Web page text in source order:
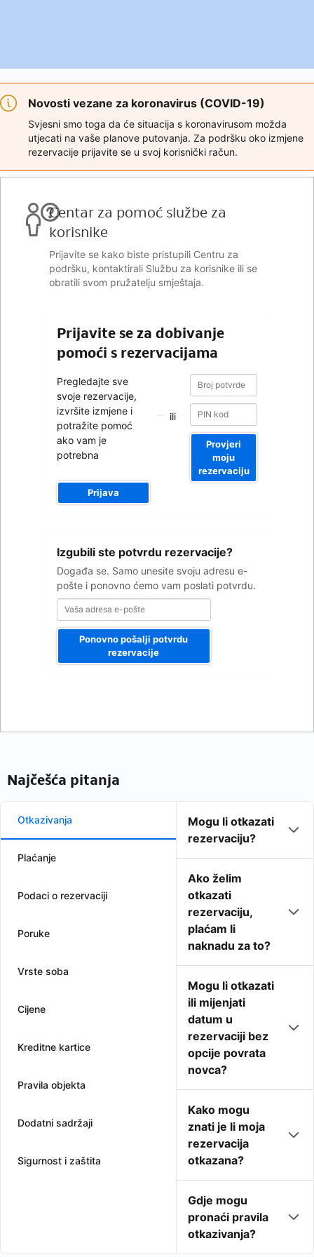
Novosti vezane za koronavirus (COVID-19)
Svjesni smo toga da će situacija s koronavirusom možda
utjecati na vaše planove putovanja. Za podršku oko izmjene
rezervacije prijavite se u svoj korisnički račun.
Centar za pomoć službe za
korisnike
Prijavite se kako biste pristupili Centru za
podršku, kontaktirali Službu za korisnike ili se
obratili svom pružatelju smještaja.
Prijavite se za dobivanje
pomoći s rezervacijama
Pregledajte sve
svoje rezervacije,
izvršite izmjene i
potražite pomoć
ako vam je
potrebna
Prijava
ili
Broj
potvrde
Broj
potvrde
Provjeri
moju
rezervaciju
Izgubili ste potvrdu rezervacije?
Događa se. Samo unesite svoju adresu e-
pošte i ponovno ćemo vam poslati potvrdu.
adresa
pošte
Ponovno pošalji potvrdu
rezervacije
Najčešća pitanja
Otkazivanja
Plaćanje
Podaci o rezervaciji
Poruke
Vrste soba
Cijene
Kreditne kartice
Pravila objekta
Dodatni sadržaji
Sigurnost i zaštita
Mogu li otkazati
rezervaciju?
Ako želim
otkazati
rezervaciju,
plaćam li
naknadu za to?
Mogu li otkazati
ili mijenjati
datum u
rezervaciji bez
opcije povrata
novca?
Kako mogu
znati je li moja
rezervacija
otkazana?
Gdje mogu
pronaći pravila
otkazivanja?